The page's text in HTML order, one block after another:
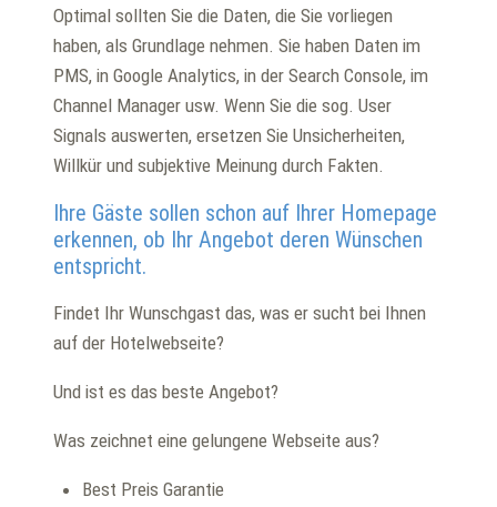
Optimal sollten Sie die Daten, die Sie vorliegen
haben, als Grundlage nehmen. Sie haben Daten im
PMS, in Google Analytics, in der Search Console, im
Channel Manager usw. Wenn Sie die sog. User
Signals auswerten, ersetzen Sie Unsicherheiten,
Willkür und subjektive Meinung durch Fakten.
Ihre Gäste sollen schon auf Ihrer Homepage
erkennen, ob Ihr Angebot deren Wünschen
entspricht.
Findet Ihr Wunschgast das, was er sucht bei Ihnen
auf der Hotelwebseite?
Und ist es das beste Angebot?
Was zeichnet eine gelungene Webseite aus?
Best Preis Garantie